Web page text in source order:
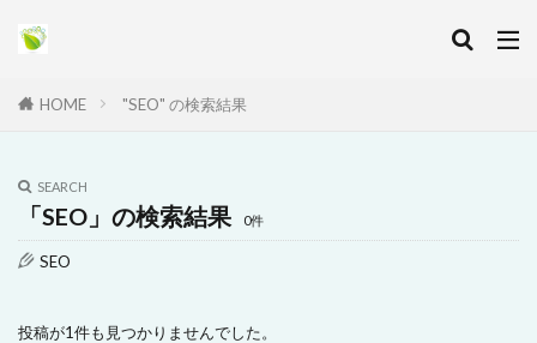
HOME "SEO" の検索結果
SEARCH
「SEO」の検索結果 0件
SEO
投稿が1件も見つかりませんでした。